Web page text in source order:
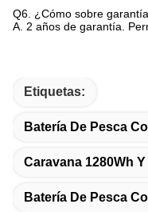
Q6. ¿Cómo sobre
A. 2 años de garantía.
Etiquetas:
Batería De Pesca
Caravana 1280Wh
Batería De Pesca